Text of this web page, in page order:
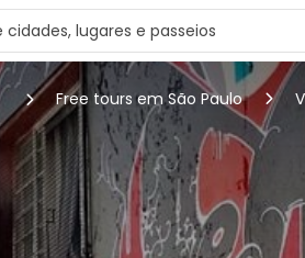
Free tours em São Paulo